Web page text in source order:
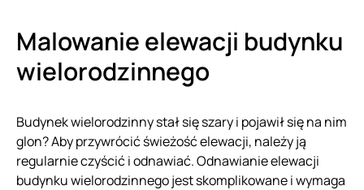
Malowanie elewacji budynku
wielorodzinnego
Budynek wielorodzinny stał się szary i pojawił się na nim
glon? Aby przywrócić świeżość elewacji, należy ją
regularnie czyścić i odnawiać. Odnawianie elewacji
budynku wielorodzinnego jest skomplikowane i wymaga